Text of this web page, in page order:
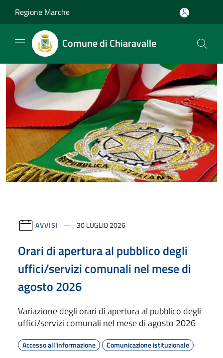
Regione Marche
Comune di Chiaravalle
AVVISI 30 LUGLIO 2026
Orari di apertura al pubblico degli
uffici/servizi comunali nel mese di
agosto 2026
Variazione degli orari di apertura al pubblico degli
uffici/servizi comunali nel mese di agosto 2026
Accesso all'informazione Comunicazione istituzionale